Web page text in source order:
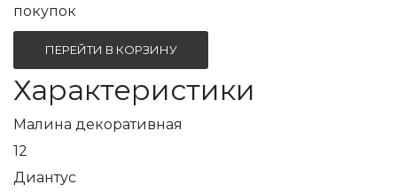
покупок
ПЕРЕЙТИ В КОРЗИНУ
Характеристики
Малина декоративная
12
Диантус